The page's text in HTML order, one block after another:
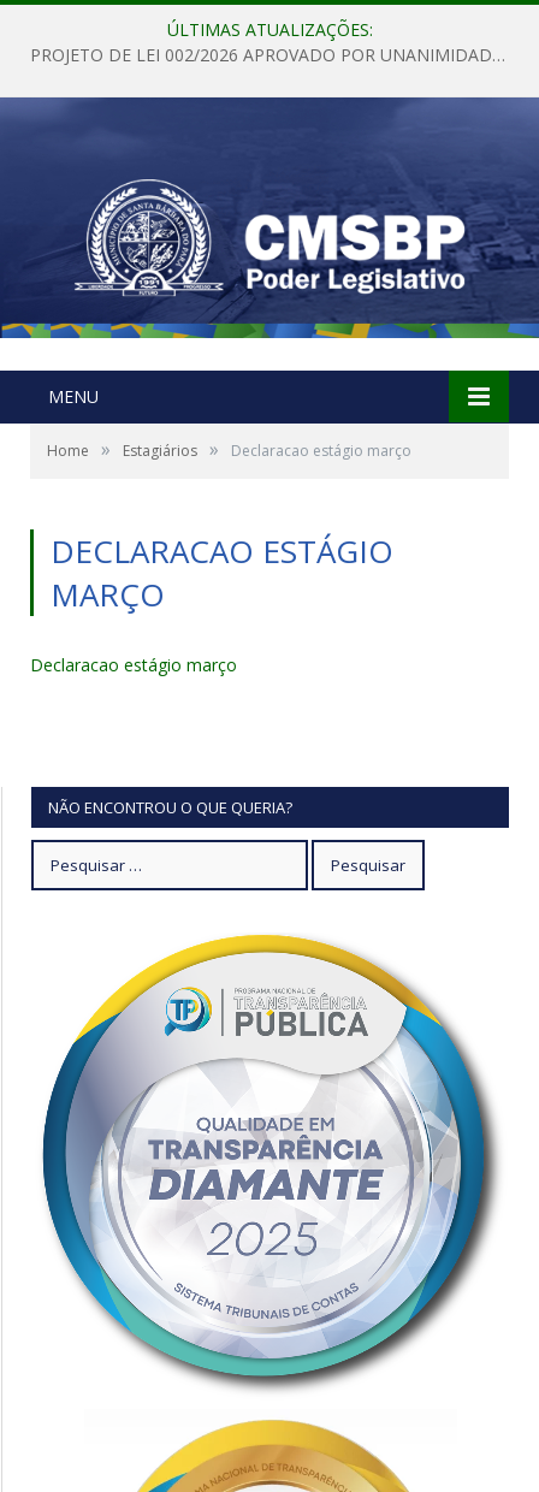
ÚLTIMAS ATUALIZAÇÕES:
PROJETO DE LEI 002/2026 APROVADO POR UNANIMIDADE EM SESSÃO ORDINÁRIA NESTA QUINTA – FEIRA 28 DE MAIO DE 2026
MENU
Home » Estagiários » Declaracao estágio março
DECLARACAO ESTÁGIO
MARÇO
Declaracao estágio março
NÃO ENCONTROU O QUE QUERIA?